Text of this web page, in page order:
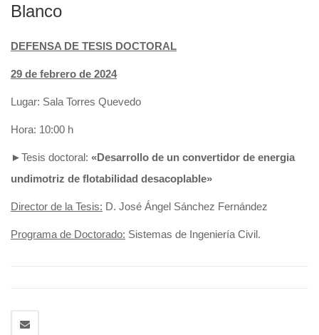
Blanco
DEFENSA DE TESIS DOCTORAL
29 de febrero de 2024
Lugar: Sala Torres Quevedo
Hora: 10:00 h
►Tesis doctoral: «Desarrollo de un convertidor de energia
undimotriz de flotabilidad desacoplable»
Director de la Tesis: D. José Ángel Sánchez Fernández
Programa de Doctorado: Sistemas de Ingeniería Civil.